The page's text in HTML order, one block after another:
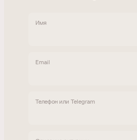
Имя
Email
Телефон или Telegram